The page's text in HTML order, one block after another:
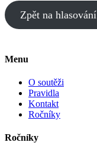
Zpět na hlasování
Menu
O soutěži
Pravidla
Kontakt
Ročníky
Ročníky